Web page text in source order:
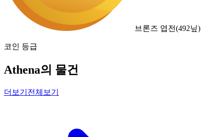
브론즈 엽전(492닢)
코인 등급
Athena의 물건
더보기 전체보기